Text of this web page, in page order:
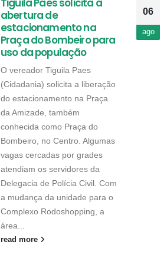
Tiguila Paes solicita a
abertura de
estacionamento na
Praça do Bombeiro para
uso da população
O vereador Tiguila Paes
(Cidadania) solicita a liberação
do estacionamento na Praça
da Amizade, também
conhecida como Praça do
Bombeiro, no Centro. Algumas
vagas cercadas por grades
atendiam os servidores da
Delegacia de Polícia Civil. Com
a mudança da unidade para o
Complexo Rodoshopping, a
área...
read more
06
ago